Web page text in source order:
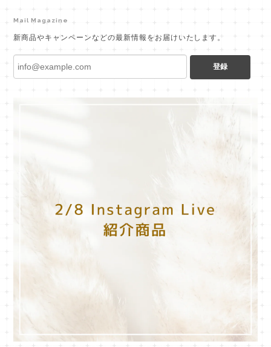
Mail Magazine
新商品やキャンペーンなどの最新情報をお届けいたします。
登録